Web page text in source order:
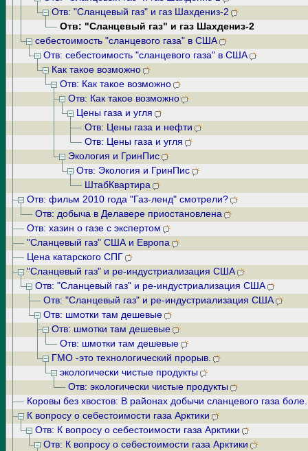
Отв: "Сланцевый газ" и газ Шахдениз-2
Отв: "Сланцевый газ" и газ Шахдениз-2
себестоимость "сланцевого газа" в США
Отв: себестоимость "сланцевого газа" в США
Как такое возможно
Отв: Как такое возможно
Отв: Как такое возможно
Цены газа и угля
Отв: Цены газа и нефти
Отв: Цены газа и угля
Экология и ГринПис
Отв: Экология и ГринПис
ШтабКвартира
Отв: фильм 2010 года "Газ-ленд" смотрели?
Отв: добыча в Делавере приостановлена
Отв: хазин о газе с экспертом
"Сланцевый газ" США и Европа
Цена катарского СПГ
"Сланцевый газ" и ре-индустриализация США
Отв: "Сланцевый газ" и ре-индустриализация США
Отв: "Сланцевый газ" и ре-индустриализация США
Отв: шмотки там дешевые
Отв: шмотки там дешевые
Отв: шмотки там дешевые
ГМО -это технологический прорыв.
экологически чистые продукты
Отв: экологически чистые продукты
Коровы без хвостов: В районах добычи сланцевого газа
К вопросу о себестоимости газа Арктики
Отв: К вопросу о себестоимости газа Арктики
Отв: К вопросу о себестоимости газа Арктики